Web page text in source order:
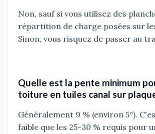
Non, sauf si vous utilisez des
répartition de charge posées sur
Sinon, vous risquez de passer au
Quelle est la pente minimum
toiture en tuiles canal sur
Généralement 9 % (environ 5°).
faible que les 25-30 % requis pour